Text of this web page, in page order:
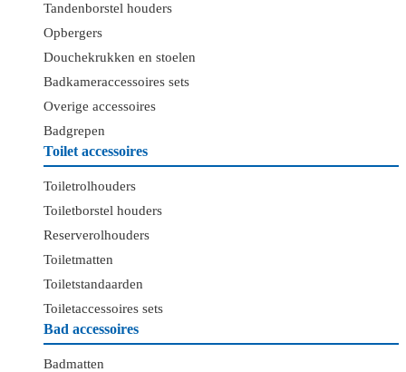
Tandenborstel houders
Opbergers
Douchekrukken en stoelen
Badkameraccessoires sets
Overige accessoires
Badgrepen
Toilet accessoires
Toiletrolhouders
Toiletborstel houders
Reserverolhouders
Toiletmatten
Toiletstandaarden
Toiletaccessoires sets
Bad accessoires
Badmatten